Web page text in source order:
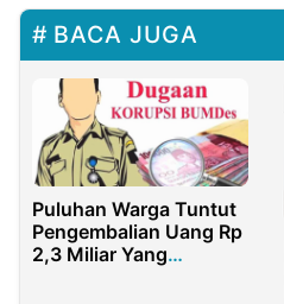
BACA JUGA
Puluhan Warga Tuntut
Pengembalian Uang Rp
2,3 Miliar Yang